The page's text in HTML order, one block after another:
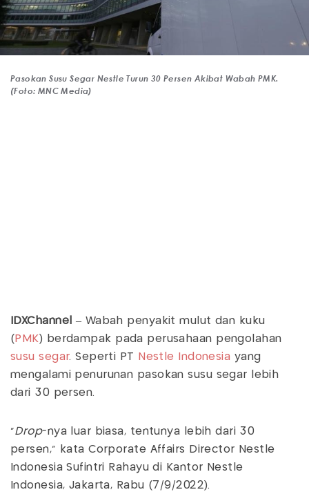
Pasokan Susu Segar Nestle Turun 30 Persen Akibat Wabah PMK.
(Foto: MNC Media)
IDXChannel
– Wabah penyakit mulut dan kuku
( PMK) berdampak pada perusahaan pengolahan
susu segar. Seperti PT Nestle Indonesia yang
mengalami penurunan pasokan susu segar lebih
dari 30 persen.
"Drop-nya luar biasa, tentunya lebih dari 30
persen," kata Corporate Affairs Director Nestle
Indonesia Sufintri Rahayu di Kantor Nestle
Indonesia, Jakarta, Rabu (7/9/2022).